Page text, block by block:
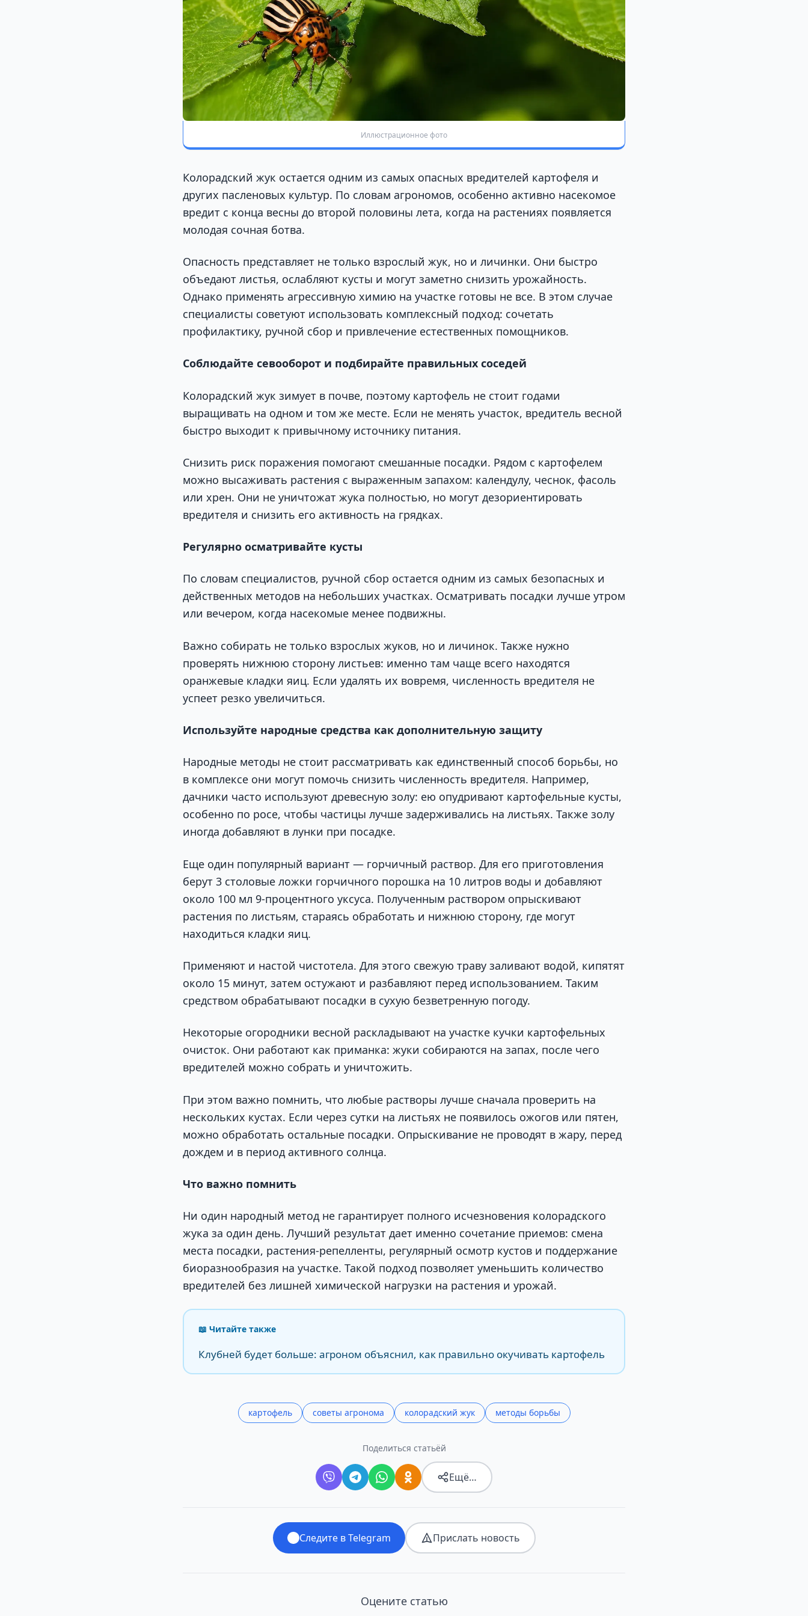
Иллюстрационное фото
Колорадский жук остается одним из самых опасных вредителей картофеля и
других пасленовых культур. По словам агрономов, особенно активно насекомое
вредит с конца весны до второй половины лета, когда на растениях появляется
молодая сочная ботва.
Опасность представляет не только взрослый жук, но и личинки. Они быстро
объедают листья, ослабляют кусты и могут заметно снизить урожайность.
Однако применять агрессивную химию на участке готовы не все. В этом случае
специалисты советуют использовать комплексный подход: сочетать
профилактику, ручной сбор и привлечение естественных помощников.
Соблюдайте севооборот и подбирайте правильных соседей
Колорадский жук зимует в почве, поэтому картофель не стоит годами
выращивать на одном и том же месте. Если не менять участок, вредитель весной
быстро выходит к привычному источнику питания.
Снизить риск поражения помогают смешанные посадки. Рядом с картофелем
можно высаживать растения с выраженным запахом: календулу, чеснок, фасоль
или хрен. Они не уничтожат жука полностью, но могут дезориентировать
вредителя и снизить его активность на грядках.
Регулярно осматривайте кусты
По словам специалистов, ручной сбор остается одним из самых безопасных и
действенных методов на небольших участках. Осматривать посадки лучше утром
или вечером, когда насекомые менее подвижны.
Важно собирать не только взрослых жуков, но и личинок. Также нужно
проверять нижнюю сторону листьев: именно там чаще всего находятся
оранжевые кладки яиц. Если удалять их вовремя, численность вредителя не
успеет резко увеличиться.
Используйте народные средства как дополнительную защиту
Народные методы не стоит рассматривать как единственный способ борьбы, но
в комплексе они могут помочь снизить численность вредителя. Например,
дачники часто используют древесную золу: ею опудривают картофельные кусты,
особенно по росе, чтобы частицы лучше задерживались на листьях. Также золу
иногда добавляют в лунки при посадке.
Еще один популярный вариант — горчичный раствор. Для его приготовления
берут 3 столовые ложки горчичного порошка на 10 литров воды и добавляют
около 100 мл 9-процентного уксуса. Полученным раствором опрыскивают
растения по листьям, стараясь обработать и нижнюю сторону, где могут
находиться кладки яиц.
Применяют и настой чистотела. Для этого свежую траву заливают водой, кипятят
около 15 минут, затем остужают и разбавляют перед использованием. Таким
средством обрабатывают посадки в сухую безветренную погоду.
Некоторые огородники весной раскладывают на участке кучки картофельных
очисток. Они работают как приманка: жуки собираются на запах, после чего
вредителей можно собрать и уничтожить.
При этом важно помнить, что любые растворы лучше сначала проверить на
нескольких кустах. Если через сутки на листьях не появилось ожогов или пятен,
можно обработать остальные посадки. Опрыскивание не проводят в жару, перед
дождем и в период активного солнца.
Что важно помнить
Ни один народный метод не гарантирует полного исчезновения колорадского
жука за один день. Лучший результат дает именно сочетание приемов: смена
места посадки, растения-репелленты, регулярный осмотр кустов и поддержание
биоразнообразия на участке. Такой подход позволяет уменьшить количество
вредителей без лишней химической нагрузки на растения и урожай.
📖 Читайте также
Клубней будет больше: агроном объяснил, как правильно окучивать картофель
картофель советы агронома колорадский жук методы борьбы
Поделиться статьёй
Ещё…
Следите в Telegram Прислать новость
Оцените статью